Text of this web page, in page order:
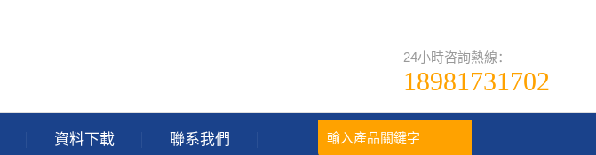
24小時咨詢熱線：
18981731702
資料下載 聯系我們